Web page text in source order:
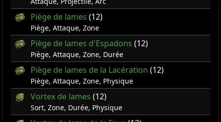
Piège de lames (12)
Piège, Attaque, Zone
Piège de lames d'Espadons (12)
Piège, Attaque, Zone, Durée
Piège de lames de la Lacération (12)
Piège, Attaque, Zone, Physique
Vortex de lames (12)
Sort, Zone, Durée, Physique